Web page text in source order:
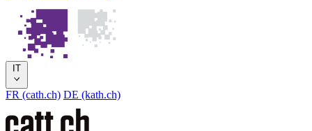
IT
FR (cath.ch) DE (kath.ch)